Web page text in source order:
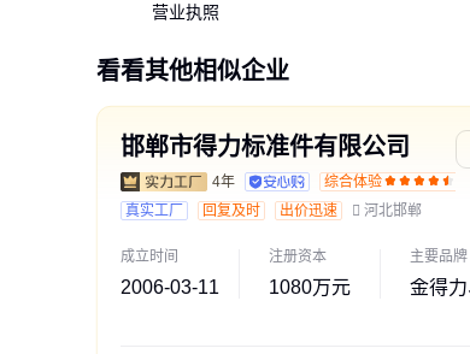
营业执照
看看其他相似企业
邯郸市得力标准件有限公司
4年 综合体验
真实工厂 回复及时 出价迅速 河北邯郸
成立时间
2006-03-11
注册资本
1080万元
主要品牌
金得